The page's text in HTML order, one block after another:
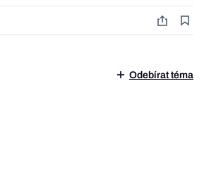
Odebírat téma